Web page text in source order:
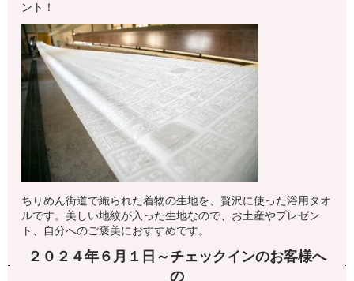
ント！
ちりめん街道で織られた着物の生地を、贅沢に使った浴用タオ
ルです。美しい地紋が入った生地なので、お土産やプレゼン
ト、自分へのご褒美におすすめです。
２０２４年６月１日～チェックインのお客様へ
の